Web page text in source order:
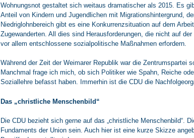
Wohnungsnot gestaltet sich weitaus dramatischer als 2015. Es
Anteil von Kindern und Jugendlichen mit Migrationshintergrund,
Niedriglohnbereich gibt es eine Konkurrenzsituation auf dem
Zugewanderten. All dies sind Herausforderungen, die nicht auf
vor allem entschlossene sozialpolitische Maßnahmen erfordern.
Während der Zeit der Weimarer Republik war die Zentrumspartei
Manchmal frage ich mich, ob sich Politiker wie Spahn, Reiche
Soziallehre befasst haben. Immerhin ist die CDU die
Das „christliche Menschenbild“
Die CDU bezieht sich gerne auf das „christliche Menschenbild“.
Fundaments der Union sein. Auch hier ist eine kurze Skizze